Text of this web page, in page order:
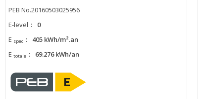
PEB No.20160503025956
E-level :
0
E spec :
405 kWh/m².an
E totale : 69.276 kWh/an